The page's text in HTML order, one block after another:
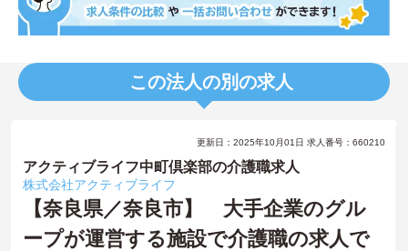
この法人の別の求人
更新日：2025年10月01日 求人番号：660210
アクティブライフ中町倶楽部の介護職求人
株式会社アクティブライフ
【奈良県／奈良市】 大手企業のグル
ープが運営する施設で介護職の求人で